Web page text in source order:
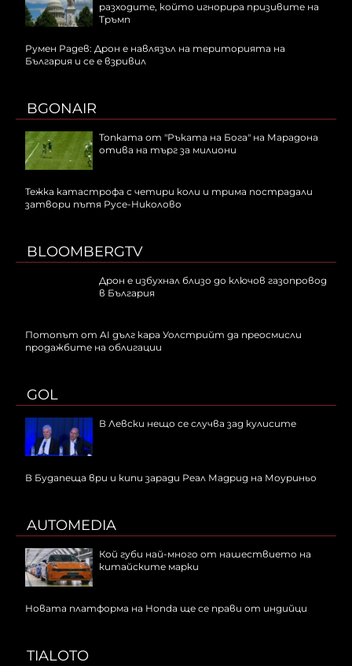
разходите, който игнорира призивите на
Тръмп
Румен Радев: Дрон е навлязъл на територията на
България и се е взривил
BGONAIR
Топката от "Ръката на Бога" на Марадона
отива на търг за милиони
Тежка катастрофа с четири коли и трима пострадали
затвори пътя Русе-Николово
BLOOMBERGTV
Дрон е избухнал близо до ключов газопровод
в България
Потопът от AI дълг кара Уолстрийт да преосмисли
продажбите на облигации
GOL
В Левски нещо се случва зад кулисите
В Будапеща ври и кипи заради Реал Мадрид на Моуриньо
AUTOMEDIA
Кой губи най-много от нашествието на
китайските марки
Новата платформа на Honda ще се прави от индийци
TIALOTO